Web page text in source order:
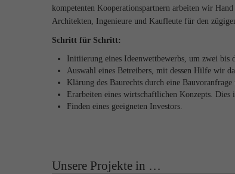
kompetenten Kooperationspartnern arbeiten wir
Architekten, Ingenieure und Kaufleute für den
Schritt für Schritt:
Initiierung eines Ideenwettbewerbs, um zwei bis
Auswahl eines Betreibers, mit dessen Hilfe wir
Klärung des Baurechts durch eine
Erarbeiten eines wirtschaftlichen Konzepts.
Finden eines geeigneten Investors.
Unsere Projekte in …